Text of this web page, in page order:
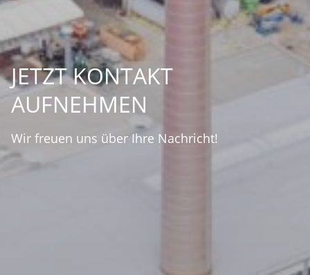
JETZT KONTAKT
AUFNEHMEN
Wir freuen uns über Ihre Nachricht!